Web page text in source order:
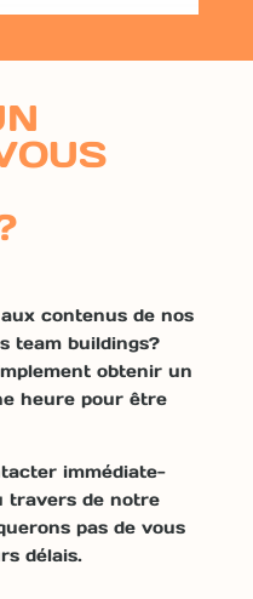
con­tenus de nos
team build­ings?
obtenir un
heure pour être
immé­di­ate­
tra­vers de notre
pas de vous
délais.